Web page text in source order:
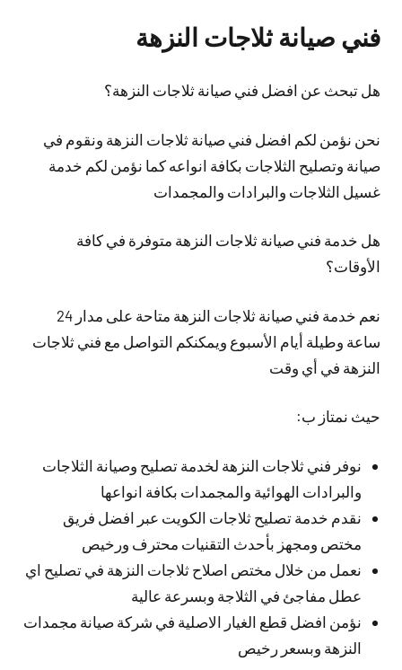
فني صيانة ثلاجات النزهة
هل تبحث عن افضل فني صيانة ثلاجات النزهة؟
نحن نؤمن لكم افضل فني صيانة ثلاجات النزهة ونقوم في
صيانة وتصليح الثلاجات بكافة انواعه كما نؤمن لكم خدمة
غسيل الثلاجات والبرادات والمجمدات
هل خدمة فني صيانة ثلاجات النزهة متوفرة في كافة
الأوقات؟
نعم خدمة فني صيانة ثلاجات النزهة متاحة على مدار 24
ساعة وطيلة أيام الأسبوع ويمكنكم التواصل مع فني ثلاجات
النزهة في أي وقت
حيث نمتاز ب:
نوفر فني ثلاجات النزهة لخدمة تصليح وصيانة الثلاجات
والبرادات الهوائية والمجمدات بكافة انواعها
نقدم خدمة تصليح ثلاجات الكويت عبر افضل فريق
مختص ومجهز بأحدث التقنيات محترف ورخيص
نعمل من خلال مختص اصلاح ثلاجات النزهة في تصليح اي
عطل مفاجئ في الثلاجة وبسرعة عالية
نؤمن افضل قطع الغيار الاصلية في شركة صيانة مجمدات
النزهة وبسعر رخيص